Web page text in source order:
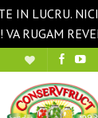
IN LUCRU.
VA RUGAM